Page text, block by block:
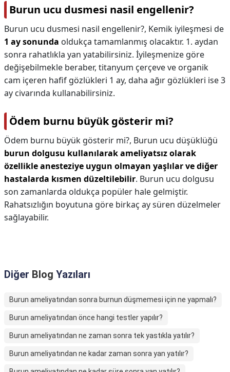
Burun ucu dusmesi nasil engellenir?
Burun ucu dusmesi nasil engellenir?, Kemik iyileşmesi de
1 ay sonunda oldukça tamamlanmış olacaktır. 1. aydan
sonra rahatlıkla yan yatabilirsiniz. İyileşmenize göre
değişebilmekle beraber, titanyum çerçeve ve organik
cam içeren hafif gözlükleri 1 ay, daha ağır gözlükleri ise 3
ay civarında kullanabilirsiniz.
Ödem burnu büyük gösterir mi?
Ödem burnu büyük gösterir mi?, Burun ucu düşüklüğü
burun dolgusu kullanılarak ameliyatsız olarak
özellikle anesteziye uygun olmayan yaşlılar ve diğer
hastalarda kısmen düzeltilebilir. Burun ucu dolgusu
son zamanlarda oldukça popüler hale gelmiştir.
Rahatsızlığın boyutuna göre birkaç ay süren düzelmeler
sağlayabilir.
Diğer Blog Yazıları
Burun ameliyatından sonra burnun düşmemesi için ne yapmalı?
Burun ameliyatından önce hangi testler yapılır?
Burun ameliyatından ne zaman sonra tek yastıkla yatılır?
Burun ameliyatından ne kadar zaman sonra yan yatılır?